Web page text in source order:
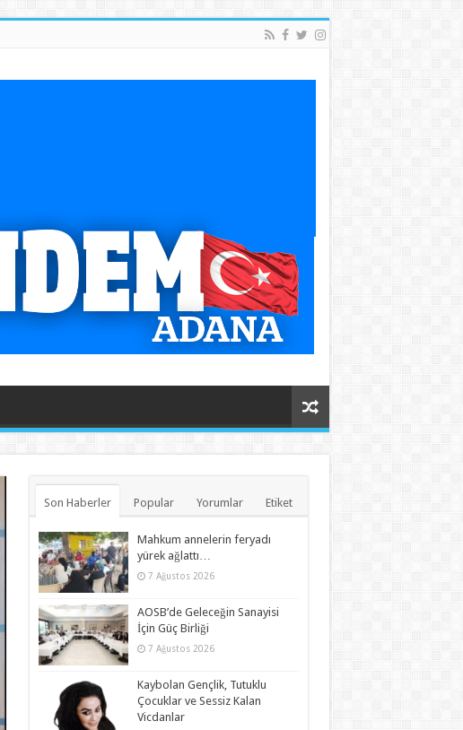
Son Haberler Popular Yorumlar Etiket
Mahkum annelerin feryadı
yürek ağlattı…
7 Ağustos 2026
AOSB’de Geleceğin Sanayisi
İçin Güç Birliği
7 Ağustos 2026
Kaybolan Gençlik, Tutuklu
Çocuklar ve Sessiz Kalan
Vicdanlar